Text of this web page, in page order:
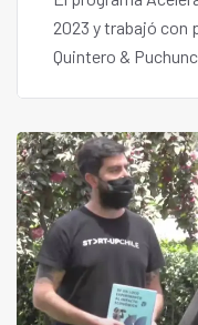
2023 y trabajó con
Quintero &